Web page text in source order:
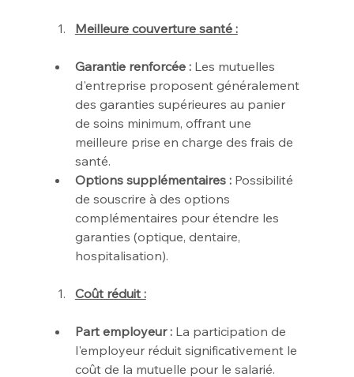
Meilleure couverture santé :
Garantie renforcée : Les mutuelles
d'entreprise proposent généralement
des garanties supérieures au panier
de soins minimum, offrant une
meilleure prise en charge des frais de
santé.
Options supplémentaires : Possibilité
de souscrire à des options
complémentaires pour étendre les
garanties (optique, dentaire,
hospitalisation).
Coût réduit :
Part employeur : La participation de
l'employeur réduit significativement le
coût de la mutuelle pour le salarié.